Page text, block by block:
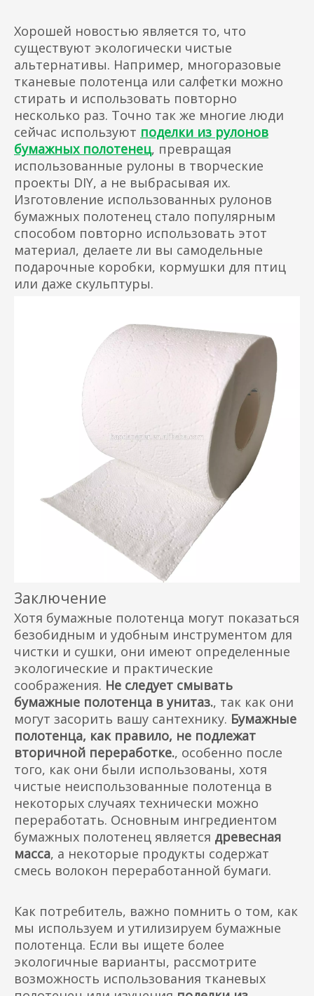
Хорошей новостью является то, что
существуют экологически чистые
альтернативы. Например, многоразовые
тканевые полотенца или салфетки можно
стирать и использовать повторно
несколько раз. Точно так же многие люди
сейчас используют поделки из рулонов
бумажных полотенец, превращая
использованные рулоны в творческие
проекты DIY, а не выбрасывая их.
Изготовление использованных рулонов
бумажных полотенец стало популярным
способом повторно использовать этот
материал, делаете ли вы самодельные
подарочные коробки, кормушки для птиц
или даже скульптуры.
Заключение
Хотя бумажные полотенца могут показаться
безобидным и удобным инструментом для
чистки и сушки, они имеют определенные
экологические и практические
соображения. Не следует смывать
бумажные полотенца в унитаз., так как они
могут засорить вашу сантехнику. Бумажные
полотенца, как правило, не подлежат
вторичной переработке., особенно после
того, как они были использованы, хотя
чистые неиспользованные полотенца в
некоторых случаях технически можно
переработать. Основным ингредиентом
бумажных полотенец является древесная
масса, а некоторые продукты содержат
смесь волокон переработанной бумаги.
Как потребитель, важно помнить о том, как
мы используем и утилизируем бумажные
полотенца. Если вы ищете более
экологичные варианты, рассмотрите
возможность использования тканевых